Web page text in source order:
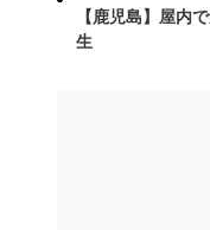
【鹿児島】屋内
生